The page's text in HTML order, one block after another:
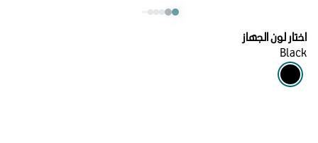
اختار لون الجهاز
Black